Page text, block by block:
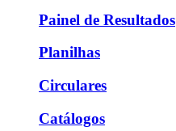
Painel de Resultados
Planilhas
Circulares
Catálogos